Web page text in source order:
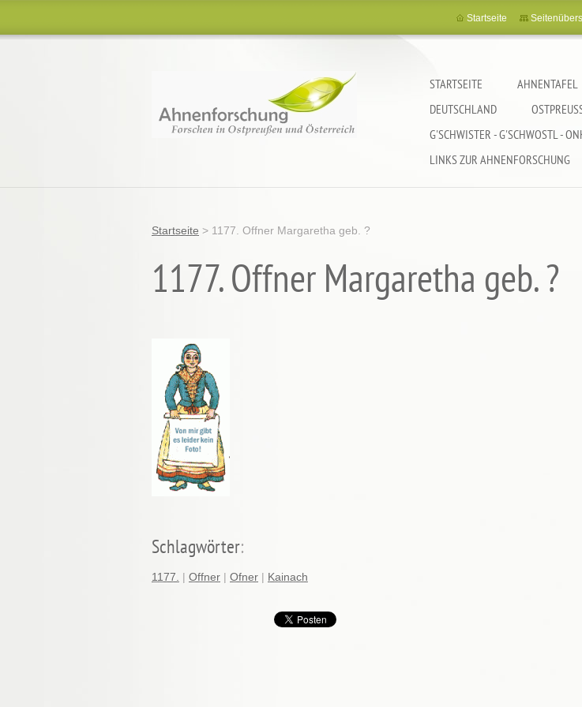
STARTSEITE AHNENTAFEL
DEUTSCHLAND
G'SCHWISTER - G'SCHWOSTL -
LINKS ZUR AHNENFORSCHUNG
Startseite
Startseite > 1177. Offner Margaretha geb. ?
1177. Offner Margaretha geb. ?
Schlagwörter:
1177. | Offner | Ofner | Kainach